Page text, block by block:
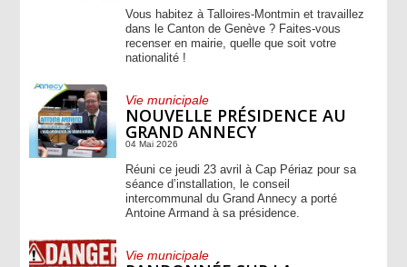
Vous habitez à Talloires-Montmin et travaillez
dans le Canton de Genève ? Faites-vous
recenser en mairie, quelle que soit votre
nationalité !
Vie municipale
NOUVELLE PRÉSIDENCE AU
GRAND ANNECY
04 Mai 2026
Réuni ce jeudi 23 avril à Cap Périaz pour sa
séance d’installation, le conseil
intercommunal du Grand Annecy a porté
Antoine Armand à sa présidence.
Vie municipale